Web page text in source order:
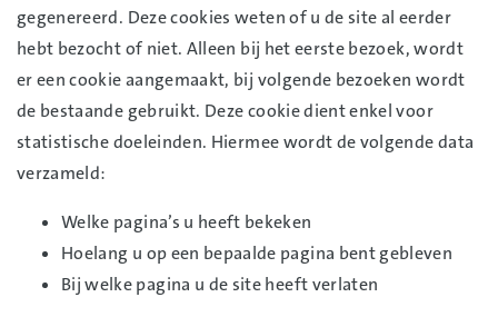
gegenereerd. Deze cookies weten of u de site al eerder
hebt bezocht of niet. Alleen bij het eerste bezoek, wordt
er een cookie aangemaakt, bij volgende bezoeken wordt
de bestaande gebruikt. Deze cookie dient enkel voor
statistische doeleinden. Hiermee wordt de volgende data
verzameld:
Welke pagina’s u heeft bekeken
Hoelang u op een bepaalde pagina bent gebleven
Bij welke pagina u de site heeft verlaten